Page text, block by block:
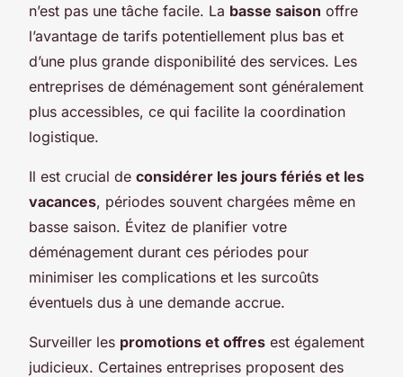
n’est pas une tâche facile. La basse saison offre
l’avantage de tarifs potentiellement plus bas et
d’une plus grande disponibilité des services. Les
entreprises de déménagement sont généralement
plus accessibles, ce qui facilite la coordination
logistique.
Il est crucial de considérer les jours fériés et les
vacances, périodes souvent chargées même en
basse saison. Évitez de planifier votre
déménagement durant ces périodes pour
minimiser les complications et les surcoûts
éventuels dus à une demande accrue.
Surveiller les promotions et offres est également
judicieux. Certaines entreprises proposent des